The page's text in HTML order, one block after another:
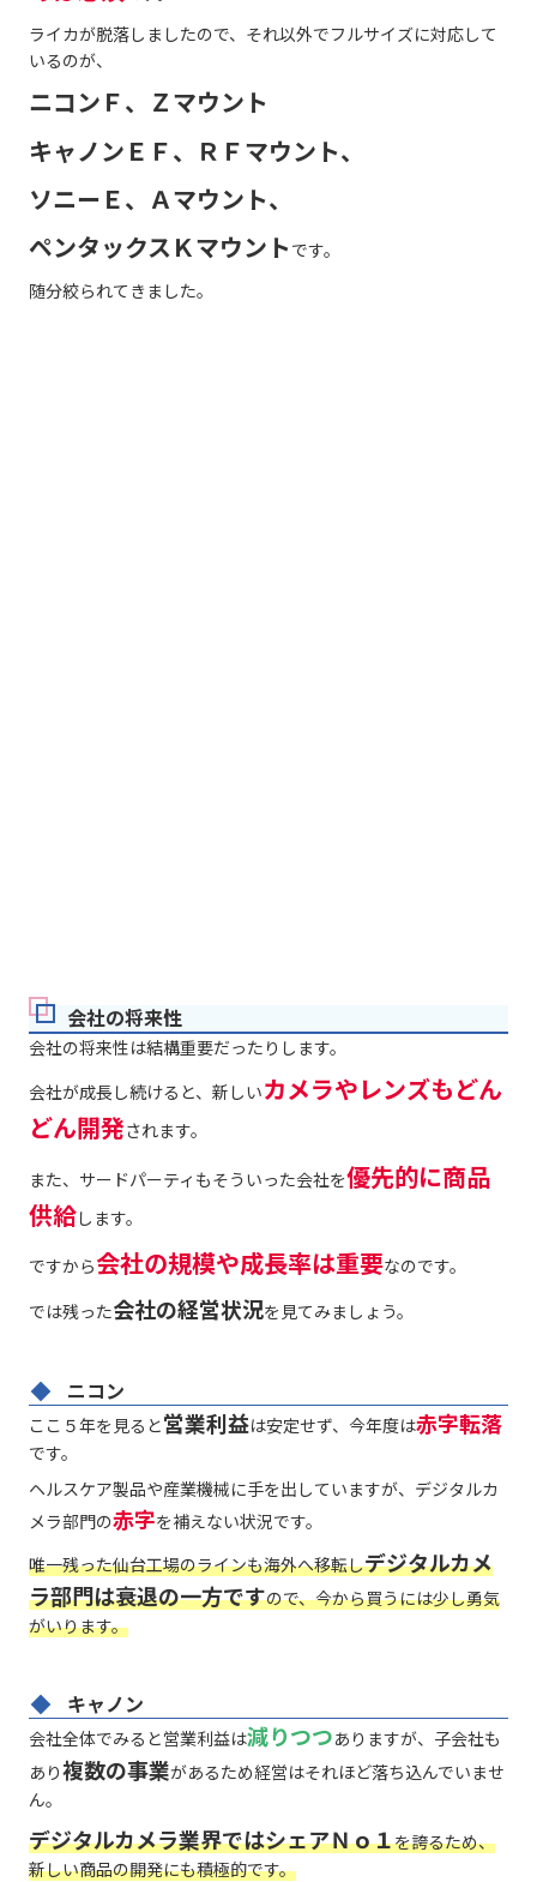
ライカが脱落しましたので、それ以外でフルサイズに対応して
いるのが、
ニコンＦ、Ｚマウント
キャノンＥＦ、ＲＦマウント、
ソニーＥ、Ａマウント、
ペンタックスＫマウント です。
随分絞られてきました。
会社の将来性
会社の将来性は結構重要だったりします。
会社が成長し続けると、新しいカメラやレンズもどん
どん開発されます。
また、サードパーティもそういった会社を優先的に商品
供給します。
ですから会社の規模や成長率は重要なのです。
では残った会社の経営状況を見てみましょう。
ニコン
ここ５年を見ると営業利益は安定せず、今年度は赤字転落
です。
ヘルスケア製品や産業機械に手を出していますが、デジタルカ
メラ部門の赤字を補えない状況です。
唯一残った仙台工場のラインも海外へ移転しデジタルカメ
ラ部門は衰退の一方ですので、今から買うには少し勇気
がいります。
キャノン
会社全体でみると営業利益は減りつつありますが、子会社も
あり複数の事業があるため経営はそれほど落ち込んでいませ
ん。
デジタルカメラ業界ではシェアＮｏ１を誇るため、
新しい商品の開発にも積極的です。